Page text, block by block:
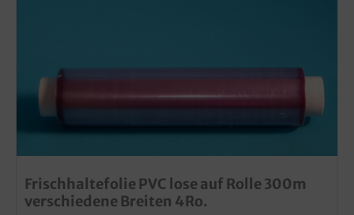
Frischhaltefolie PVC lose auf Rolle 300m
verschiedene Breiten 4Ro.